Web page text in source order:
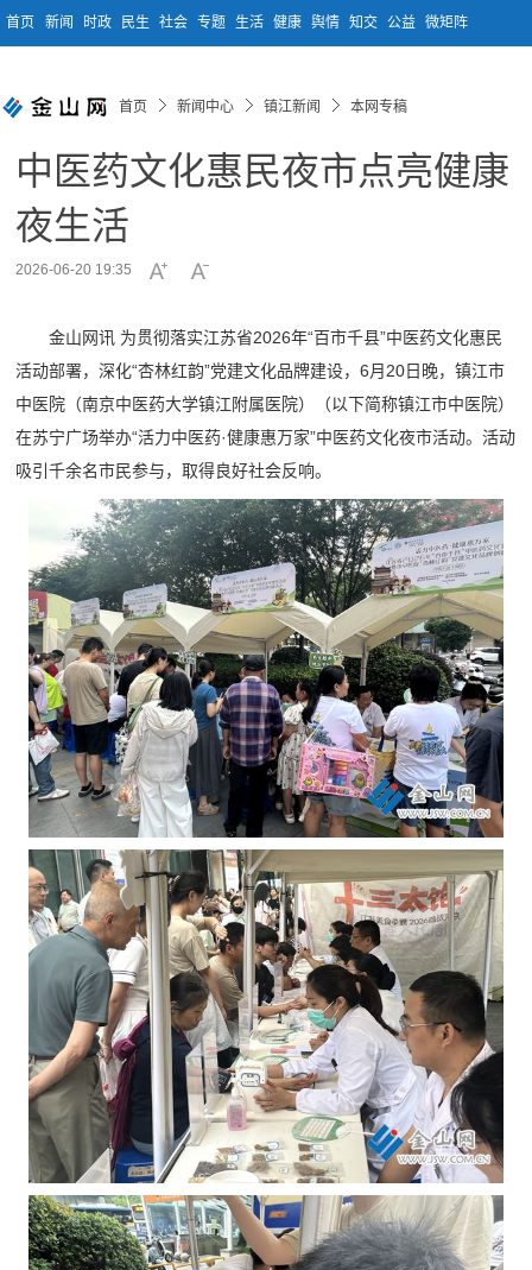
首页 新闻 时政 民生 社会 专题 生活 健康 舆情 知交 公益 微矩阵
首页 新闻中心 镇江新闻 本网专稿
中医药文化惠民夜市点亮健康
夜生活
2026-06-20 19:35
金山网讯 为贯彻落实江苏省2026年“百市千县”中医药文化惠民
活动部署，深化“杏林红韵”党建文化品牌建设，6月20日晚，镇江市
中医院（南京中医药大学镇江附属医院）（以下简称镇江市中医院）
在苏宁广场举办“活力中医药·健康惠万家”中医药文化夜市活动。活动
吸引千余名市民参与，取得良好社会反响。